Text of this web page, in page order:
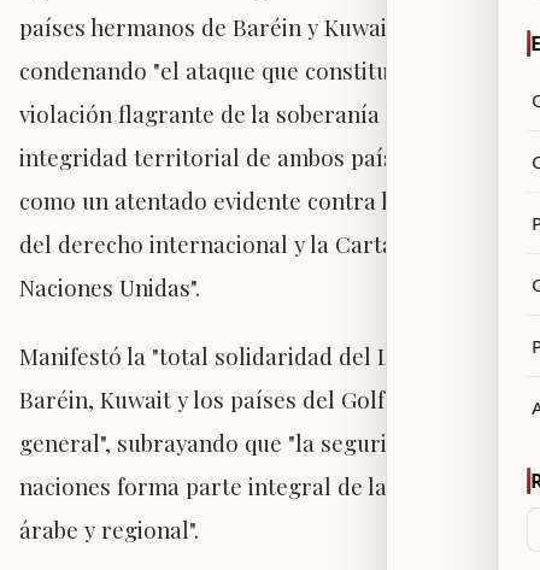
países hermanos de Baréin y Kuwait,
condenando "el ataque que constituye una
violación flagrante de la soberanía y la
integridad territorial de ambos países, así
como un atentado evidente contra las normas
del derecho internacional y la Carta de las
Naciones Unidas".
Manifestó la "total solidaridad del Líbano con
Baréin, Kuwait y los países del Golfo en
general", subrayando que "la seguridad de estas
naciones forma parte integral de la seguridad
árabe y regional".